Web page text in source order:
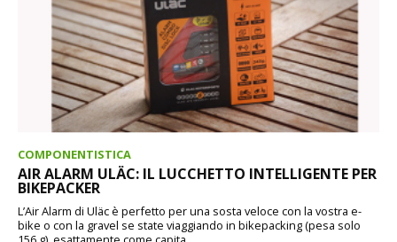
COMPONENTISTICA
AIR ALARM ULÄC: IL LUCCHETTO INTELLIGENTE PER
BIKEPACKER
L’Air Alarm di Uläc è perfetto per una sosta veloce con la vostra e-
bike o con la gravel se state viaggiando in bikepacking (pesa solo